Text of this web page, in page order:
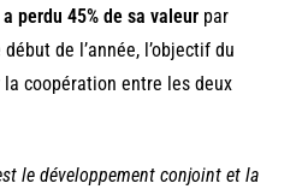
perdu 45% de sa valeur par
de l’année, l’objectif du
coopération entre les deux
le développement conjoint et la